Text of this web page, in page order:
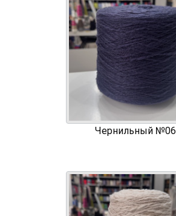
Чернильный №06